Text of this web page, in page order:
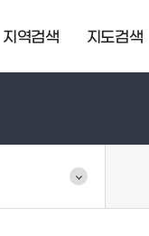
지역검색 지도검색